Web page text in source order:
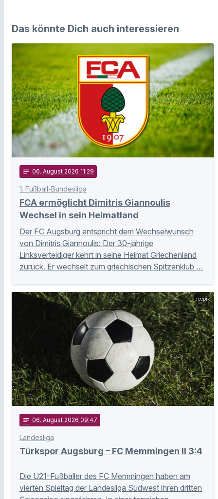
Das könnte Dich auch interessieren
notes 06. August 2026 11:29
1. Fußball-Bundesliga
FCA ermöglicht Dimitris Giannoulis
Wechsel in sein Heimatland
Der FC Augsburg entspricht dem Wechselwunsch
von Dimitris Giannoulis: Der 30-jährige
Linksverteidiger kehrt in seine Heimat Griechenland
zurück. Er wechselt zum griechischen Spitzenklub …
Freepik
notes 06. August 2026 09:47
Landesliga
Türkspor Augsburg – FC Memmingen II 3:4
Die U21-Fußballer des FC Memmingen haben am
vierten Spieltag der Landesliga Südwest ihren dritten